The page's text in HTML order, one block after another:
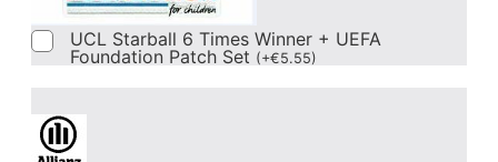
UCL Starball 6 Times Winner + UEFA
Foundation Patch Set (+€5.55)